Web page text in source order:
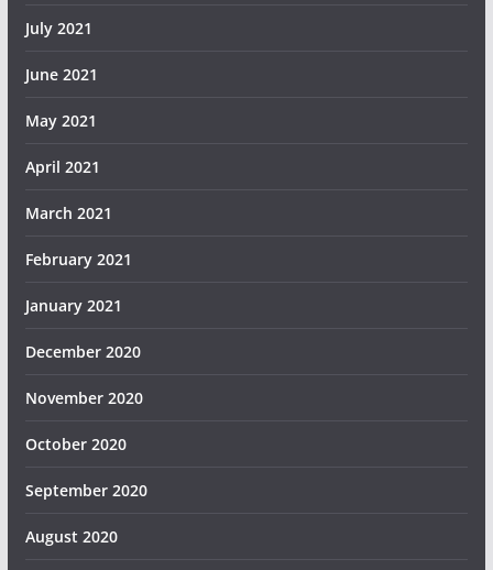
July 2021
June 2021
May 2021
April 2021
March 2021
February 2021
January 2021
December 2020
November 2020
October 2020
September 2020
August 2020